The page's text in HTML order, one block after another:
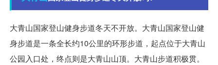
大青山国家登山健身步道冬天不开放。大青山国家登山健
身步道是一条全长约10公里的环形步道，起点位于大青山
公园入口处，终点则是大青山山顶。大青山步道积极贯。